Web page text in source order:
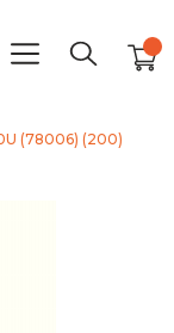
(78006) (200)